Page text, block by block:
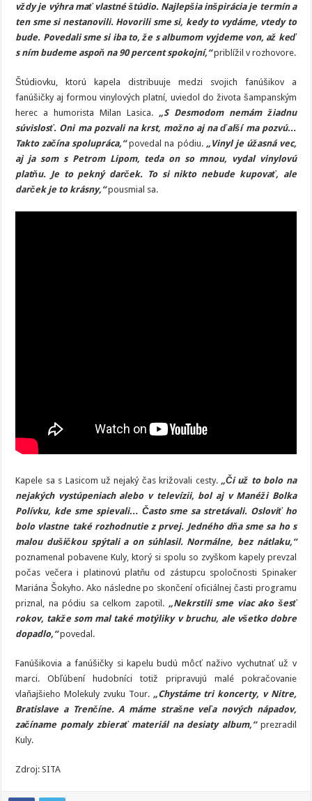
vždy je výhra mať vlastné štúdio. Najlepšia inšpirácia je termín a
ten sme si nestanovili. Hovorili sme si, kedy to vydáme, vtedy to
bude. Povedali sme si iba to, že s albumom vyjdeme von, až keď
s ním budeme aspoň na 90 percent spokojní,“priblížil v rozhovore.
Štúdiovku, ktorú kapela distribuuje medzi svojich fanúšikov a
fanúšičky aj formou vinylových platní, uviedol do života šampanským
herec a humorista Milan Lasica. „S Desmodom nemám žiadnu
súvislosť. Oni ma pozvali na krst, možno aj na ďalší ma pozvú…
Takto začína spolupráca,“povedal na pódiu. „Vinyl je úžasná vec,
aj ja som s Petrom Lipom, teda on so mnou, vydal vinylovú
platňu. Je to pekný darček. To si nikto nebude kupovať, ale
darček je to krásny,“ pousmial sa.
Kapele sa s Lasicom už nejaký čas križovali cesty. „Či už to bolo na
nejakých vystúpeniach alebo v televízii, bol aj v Manéži Bolka
Polívku, kde sme spievali… Často sme sa stretávali. Osloviť ho
bolo vlastne také rozhodnutie z prvej. Jedného dňa sme sa ho s
malou dušičkou spýtali a on súhlasil. Normálne, bez nátlaku,“
poznamenal pobavene Kuly, ktorý si spolu so zvyškom kapely prevzal
počas večera i platinovú platňu od zástupcu spoločnosti Spinaker
Mariána Šokyho. Ako následne po skončení oficiálnej časti programu
priznal, na pódiu sa celkom zapotil. „Nekrstili sme viac ako šesť
rokov, takže som mal také motýliky v bruchu, ale všetko dobre
dopadlo,“povedal.
Fanúšikovia a fanúšičky si kapelu budú môcť naživo vychutnať už v
marci. Obľúbení hudobníci totiž pripravujú malé pokračovanie
vlaňajšieho Molekuly zvuku Tour. „Chystáme tri koncerty, v Nitre,
Bratislave a Trenčíne. A máme strašne veľa nových nápadov,
začíname pomaly zbierať materiál na desiaty album,“ prezradil
Kuly.
Zdroj: SITA